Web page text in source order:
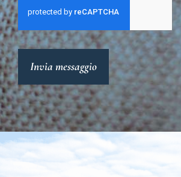
Invia messaggio